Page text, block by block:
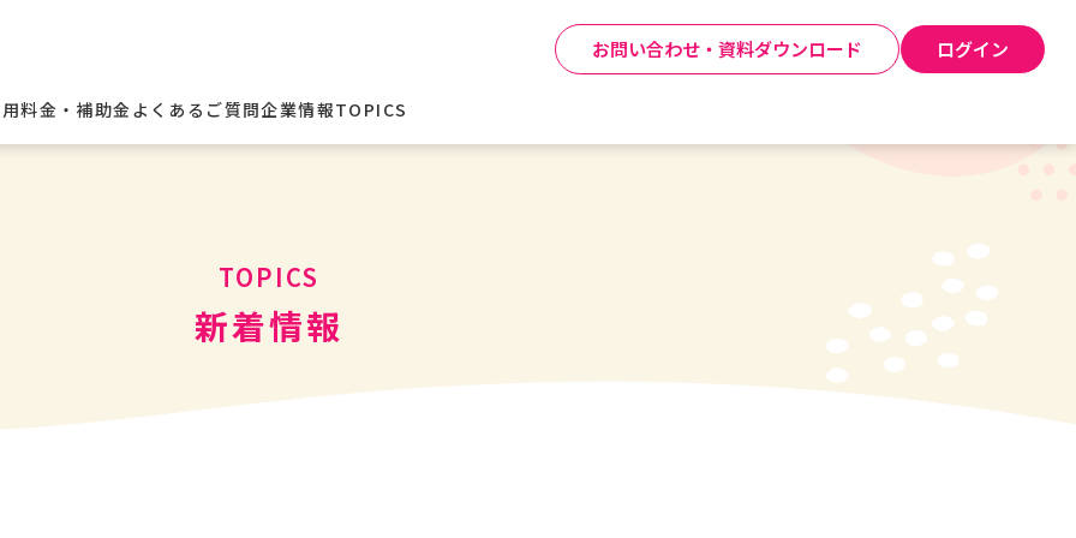
お問い合わせ・資料ダウンロード ログイン
料金・補助金よくあるご質問企業情報TOPICS
新着情報
TOPICS